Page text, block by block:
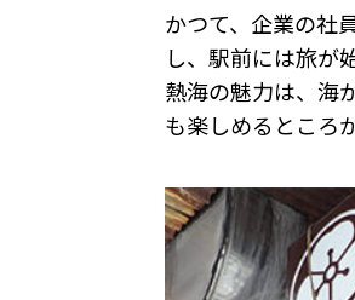
かつて、企業の社
し、駅前には旅が
熱海の魅力は、海
も楽しめるところ